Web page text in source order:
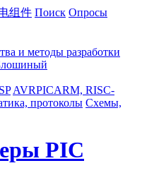
组件 Поиск Опросы
и методы разработки
AVRPICARM, RISC-
протоколы Схемы,
PIC